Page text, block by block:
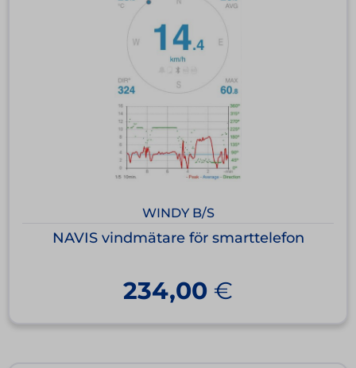
WINDY B/S
NAVIS vindmätare för smarttelefon
234,00 €